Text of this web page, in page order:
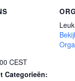
CEST
Categorieën: